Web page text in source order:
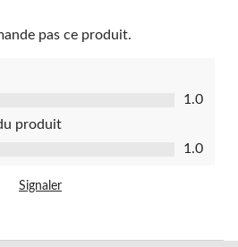
pas ce produit.
5
1.0
produit
produit, 1.0 sur 5
1.0
Signaler